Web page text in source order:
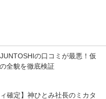
の口コミが最悪！仮
全貌を徹底検証
確定】神ひとみ社長のミカタ